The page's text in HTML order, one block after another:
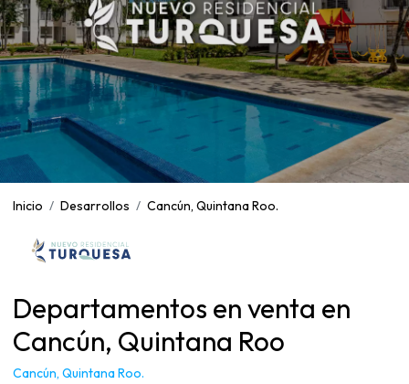
Inicio Desarrollos Cancún, Quintana Roo.
Departamentos en venta en
Cancún, Quintana Roo
Cancún, Quintana Roo.